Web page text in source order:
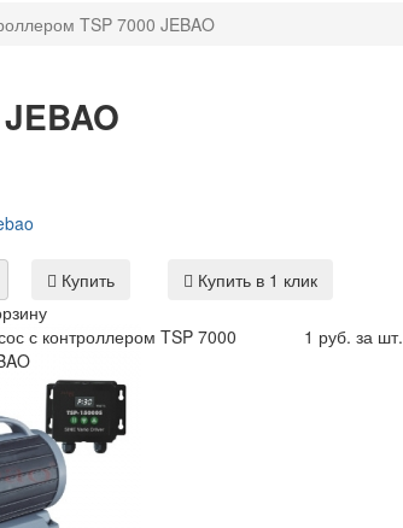
TSP 7000 JEBAO
Купить
Купить в 1 клик
с контроллером TSP 7000
1 руб. за шт.